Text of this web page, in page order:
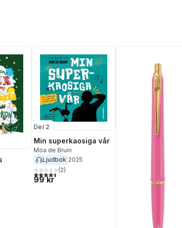
Del 2
Min superkaosiga vår
Moa de Bruin
Ljudbok 2025
4,5utav 5 stjärnor. Totalt antal röster:
(2)
99 kr